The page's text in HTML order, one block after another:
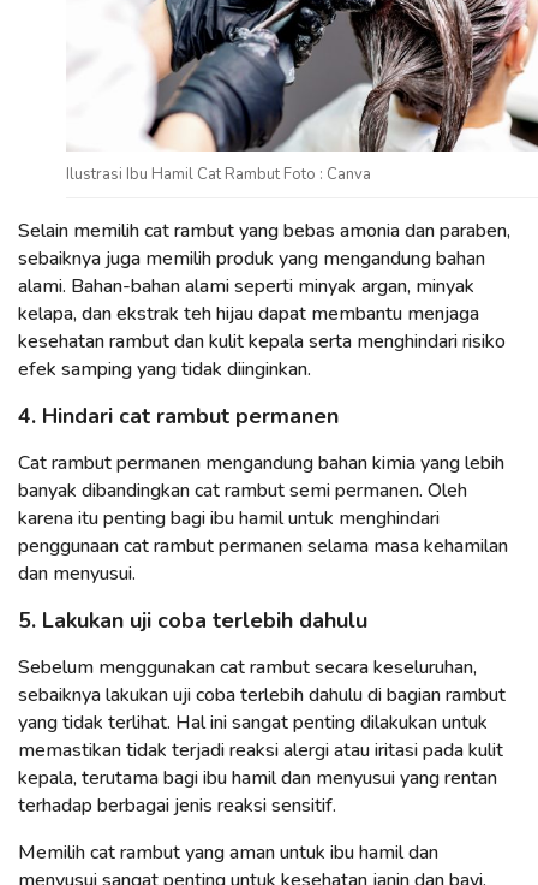
Ilustrasi Ibu Hamil Cat Rambut Foto : Canva
Selain memilih cat rambut yang bebas amonia dan paraben,
sebaiknya juga memilih produk yang mengandung bahan
alami. Bahan-bahan alami seperti minyak argan, minyak
kelapa, dan ekstrak teh hijau dapat membantu menjaga
kesehatan rambut dan kulit kepala serta menghindari risiko
efek samping yang tidak diinginkan.
4. Hindari cat rambut permanen
Cat rambut permanen mengandung bahan kimia yang lebih
banyak dibandingkan cat rambut semi permanen. Oleh
karena itu penting bagi ibu hamil untuk menghindari
penggunaan cat rambut permanen selama masa kehamilan
dan menyusui.
5. Lakukan uji coba terlebih dahulu
Sebelum menggunakan cat rambut secara keseluruhan,
sebaiknya lakukan uji coba terlebih dahulu di bagian rambut
yang tidak terlihat. Hal ini sangat penting dilakukan untuk
memastikan tidak terjadi reaksi alergi atau iritasi pada kulit
kepala, terutama bagi ibu hamil dan menyusui yang rentan
terhadap berbagai jenis reaksi sensitif.
Memilih cat rambut yang aman untuk ibu hamil dan